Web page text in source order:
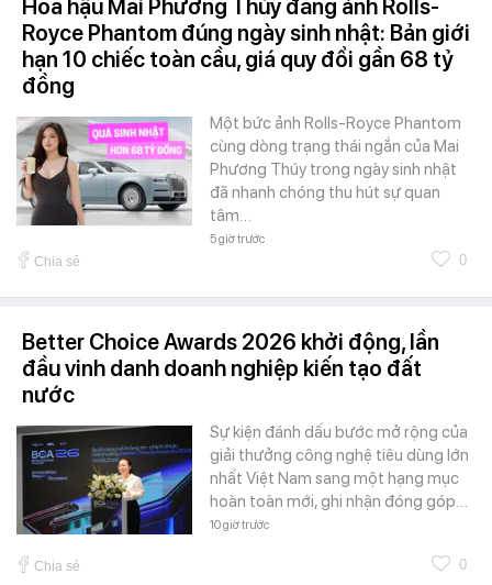
Hoa hậu Mai Phương Thúy đăng ảnh Rolls-
Royce Phantom đúng ngày sinh nhật: Bản giới
hạn 10 chiếc toàn cầu, giá quy đổi gần 68 tỷ
đồng
Một bức ảnh Rolls-Royce Phantom
cùng dòng trạng thái ngắn của Mai
Phương Thúy trong ngày sinh nhật
đã nhanh chóng thu hút sự quan
tâm…
5 giờ trước
Chia sẻ 0
Better Choice Awards 2026 khởi động, lần
đầu vinh danh doanh nghiệp kiến tạo đất
nước
Sự kiện đánh dấu bước mở rộng của
giải thưởng công nghệ tiêu dùng lớn
nhất Việt Nam sang một hạng mục
hoàn toàn mới, ghi nhận đóng góp…
10 giờ trước
Chia sẻ 0